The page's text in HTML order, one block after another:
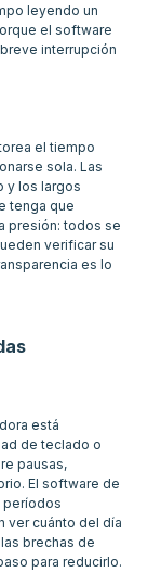
leyendo un
el software
interrupción
el tiempo
sola. Las
y los largos
tenga que
presión: todos se
verificar su
es lo
está
de teclado o
pausas,
El software de
períodos
ver cuánto del día
brechas de
para reducirlo.